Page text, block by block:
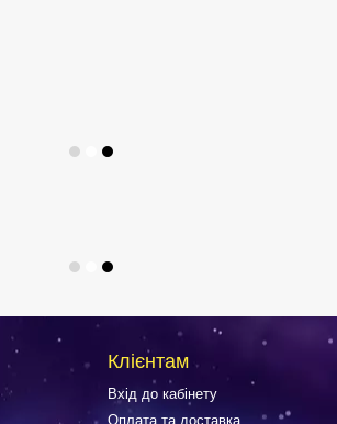
Клієнтам
Вхід до кабінету
Оплата та доставка